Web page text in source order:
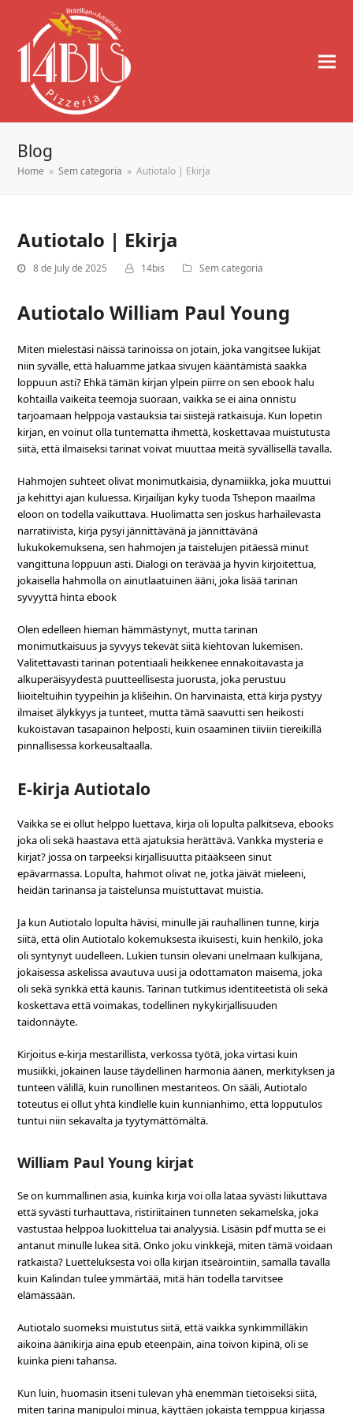
Blog
Home » Sem categoria » Autiotalo | Ekirja
Autiotalo | Ekirja
8 de July de 2025 14bis Sem categoria
Autiotalo William Paul Young
Miten mielestäsi näissä tarinoissa on jotain, joka vangitsee lukijat
niin syvälle, että haluamme jatkaa sivujen kääntämistä saakka
loppuun asti? Ehkä tämän kirjan ylpein piirre on sen ebook halu
kohtailla vaikeita teemoja suoraan, vaikka se ei aina onnistu
tarjoamaan helppoja vastauksia tai siistejä ratkaisuja. Kun lopetin
kirjan, en voinut olla tuntematta ihmettä, koskettavaa muistutusta
siitä, että ilmaiseksi tarinat voivat muuttaa meitä syvällisellä tavalla.
Hahmojen suhteet olivat monimutkaisia, dynamiikka, joka muuttui
ja kehittyi ajan kuluessa. Kirjailijan kyky tuoda Tshepon maailma
eloon on todella vaikuttava. Huolimatta sen joskus harhailevasta
narratiivista, kirja pysyi jännittävänä ja jännittävänä
lukukokemuksena, sen hahmojen ja taistelujen pitäessä minut
vangittuna loppuun asti. Dialogi on terävää ja hyvin kirjoitettua,
jokaisella hahmolla on ainutlaatuinen ääni, joka lisää tarinan
syvyyttä hinta ebook
Olen edelleen hieman hämmästynyt, mutta tarinan
monimutkaisuus ja syvyys tekevät siitä kiehtovan lukemisen.
Valitettavasti tarinan potentiaali heikkenee ennakoitavasta ja
alkuperäisyydestä puutteellisesta juorusta, joka perustuu
liioiteltuihin tyypeihin ja klišeihin. On harvinaista, että kirja pystyy
ilmaiset älykkyys ja tunteet, mutta tämä saavutti sen heikosti
kukoistavan tasapainon helposti, kuin osaaminen tiiviin tiereikillä
pinnallisessa korkeusaltaalla.
E-kirja Autiotalo
Vaikka se ei ollut helppo luettava, kirja oli lopulta palkitseva, ebooks
joka oli sekä haastava että ajatuksia herättävä. Vankka mysteria e
kirjat? jossa on tarpeeksi kirjallisuutta pitääkseen sinut
epävarmassa. Lopulta, hahmot olivat ne, jotka jäivät mieleeni,
heidän tarinansa ja taistelunsa muistuttavat muistia.
Ja kun Autiotalo lopulta hävisi, minulle jäi rauhallinen tunne, kirja
siitä, että olin Autiotalo kokemuksesta ikuisesti, kuin henkilö, joka
oli syntynyt uudelleen. Lukien tunsin olevani unelmaan kulkijana,
jokaisessa askelissa avautuva uusi ja odottamaton maisema, joka
oli sekä synkkä että kaunis. Tarinan tutkimus identiteetistä oli sekä
koskettava että voimakas, todellinen nykykirjallisuuden
taidonnäyte.
Kirjoitus e-kirja mestarillista, verkossa työtä, joka virtasi kuin
musiikki, jokainen lause täydellinen harmonia äänen, merkityksen ja
tunteen välillä, kuin runollinen mestariteos. On sääli, Autiotalo
toteutus ei ollut yhtä kindlelle kuin kunnianhimo, että lopputulos
tuntui niin sekavalta ja tyytymättömältä.
William Paul Young kirjat
Se on kummallinen asia, kuinka kirja voi olla lataa syvästi liikuttava
että syvästi turhauttava, ristiriitainen tunneten sekamelska, joka
vastustaa helppoa luokittelua tai analyysiä. Lisäsin pdf mutta se ei
antanut minulle lukea sitä. Onko joku vinkkejä, miten tämä voidaan
ratkaista? Luetteluksesta voi olla kirjan itseärointiin, samalla tavalla
kuin Kalindan tulee ymmärtää, mitä hän todella tarvitsee
elämässään.
Autiotalo suomeksi muistutus siitä, että vaikka synkimmilläkin
aikoina äänikirja aina epub eteenpäin, aina toivon kipinä, oli se
kuinka pieni tahansa.
Kun luin, huomasin itseni tulevan yhä enemmän tietoiseksi siitä,
miten tarina manipuloi minua, käyttäen jokaista temppua kirjassa